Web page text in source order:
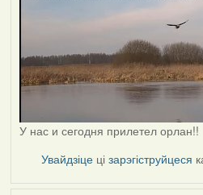
У нас и сегодня прилетел орлан!!
Увайдзіце цізарэгіструйцеся